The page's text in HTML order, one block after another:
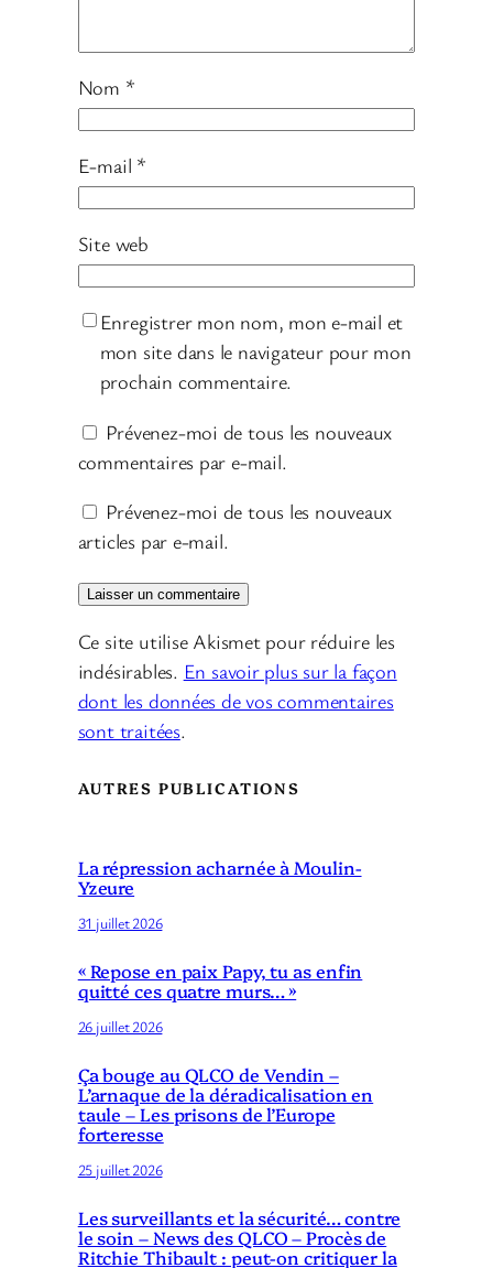
Nom *
E-mail *
Site web
Enregistrer mon nom, mon e-mail et
mon site dans le navigateur pour mon
prochain commentaire.
Prévenez-moi de tous les nouveaux
commentaires par e-mail.
Prévenez-moi de tous les nouveaux
articles par e-mail.
Ce site utilise Akismet pour réduire les
indésirables. En savoir plus sur la façon
dont les données de vos commentaires
sont traitées.
AUTRES PUBLICATIONS
La répression acharnée à Moulin-
Yzeure
31 juillet 2026
« Repose en paix Papy, tu as enfin
quitté ces quatre murs… »
26 juillet 2026
Ça bouge au QLCO de Vendin –
L’arnaque de la déradicalisation en
taule – Les prisons de l’Europe
forteresse
25 juillet 2026
Les surveillants et la sécurité… contre
le soin – News des QLCO – Procès de
Ritchie Thibault : peut-on critiquer la